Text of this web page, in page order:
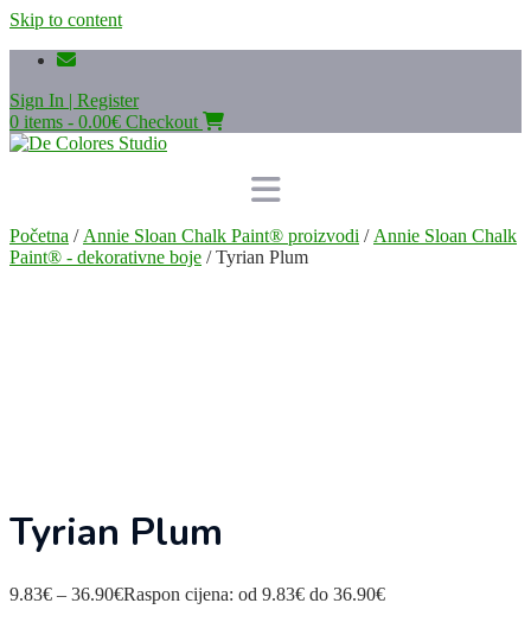
Skip to content
Sign In | Register
0 items - 0.00€ Checkout
Početna / Annie Sloan Chalk Paint® proizvodi / Annie Sloan Chalk
Paint® - dekorativne boje / Tyrian Plum
Tyrian Plum
9.83€ – 36.90€Raspon cijena: od 9.83€ do 36.90€